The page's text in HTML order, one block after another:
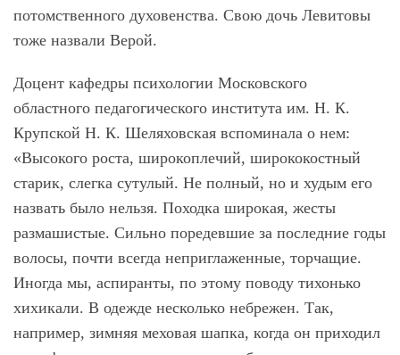
потомственного духовенства. Свою дочь Левитовы
тоже назвали Верой.
Доцент кафедры психологии Московского
областного педагогического института им. Н. К.
Крупской Н. К. Шеляховская вспоминала о нем:
«Высокого роста, широкоплечий, ширококостный
старик, слегка сутулый. Не полный, но и худым его
назвать было нельзя. Походка широкая, жесты
размашистые. Сильно поредевшие за последние годы
волосы, почти всегда неприглаженные, торчащие.
Иногда мы, аспиранты, по этому поводу тихонько
хихикали. В одежде несколько небрежен. Так,
например, зимняя меховая шапка, когда он приходил